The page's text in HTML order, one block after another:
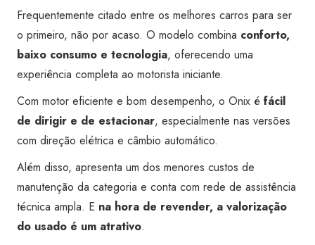
Frequentemente citado entre os melhores carros para ser
o primeiro, não por acaso. O modelo combina conforto,
baixo consumo e tecnologia, oferecendo uma
experiência completa ao motorista iniciante.
Com motor eficiente e bom desempenho, o Onix é fácil
de dirigir e de estacionar, especialmente nas versões
com direção elétrica e câmbio automático.
Além disso, apresenta um dos menores custos de
manutenção da categoria e conta com rede de assistência
técnica ampla. E na hora de revender, a valorização
do usado é um atrativo.